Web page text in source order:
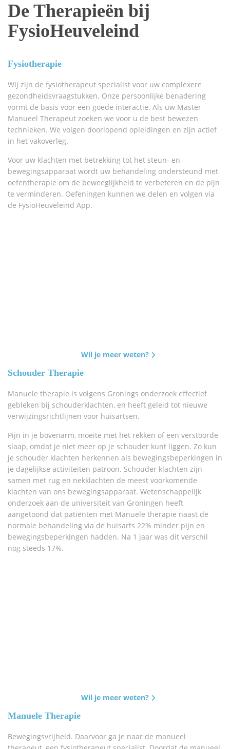
De Therapieën bij
FysioHeuveleind
Fysiotherapie
Wij zijn de fysiotherapeut specialist voor uw complexere
gezondheidsvraagstukken. Onze persoonlijke benadering
vormt de basis voor een goede interactie. Als uw Master
Manueel Therapeut zoeken we voor u de best bewezen
technieken. We volgen doorlopend opleidingen en zijn actief
in het vakoverleg.
Voor uw klachten met betrekking tot het steun- en
bewegingsapparaat wordt uw behandeling ondersteund met
oefentherapie om de beweeglijkheid te verbeteren en de pijn
te verminderen. Oefeningen kunnen we delen en volgen via
de FysioHeuveleind App.
Wil je meer weten?
Schouder Therapie
Manuele therapie is volgens Gronings onderzoek effectief
gebleken bij schouderklachten, en heeft geleid tot nieuwe
verwijzingsrichtlijnen voor huisartsen.
Pijn in je bovenarm, moeite met het rekken of een verstoorde
slaap, omdat je niet meer op je schouder kunt liggen. Zo kun
je schouder klachten herkennen als bewegingsbeperkingen in
je dagelijkse activiteiten patroon. Schouder klachten zijn
samen met rug en nekklachten de meest voorkomende
klachten van ons bewegingsapparaat. Wetenschappelijk
onderzoek aan de universiteit van Groningen heeft
aangetoond dat patiënten met Manuele therapie naast de
normale behandeling via de huisarts 22% minder pijn en
bewegingsbeperkingen hadden. Na 1 jaar was dit verschil
nog steeds 17%.
Wil je meer weten?
Manuele Therapie
Bewegingsvrijheid. Daarvoor ga je naar de manueel